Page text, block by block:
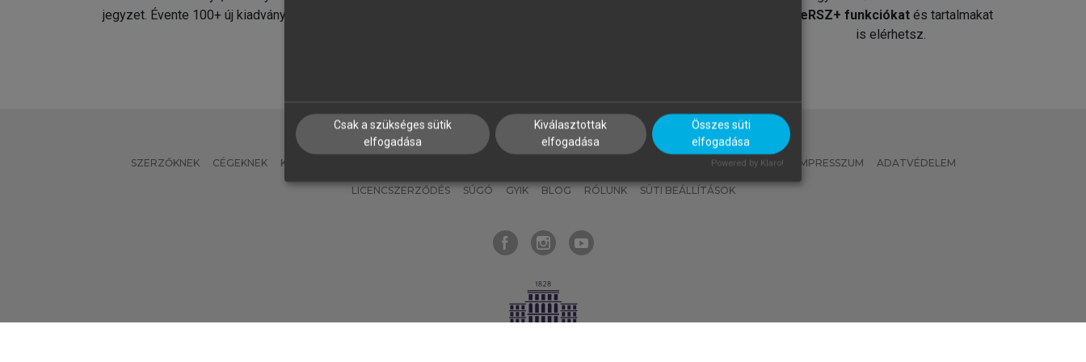
jegyzet. Évente 100+ új kiadvány.
MeRSZ+ funkciókat és tartalmakat
is elérhetsz.
SZERZŐKNEK CÉGEKNEK KÖNYVTÁROSOKNAK MI – ÁLTALÁNOS IRÁNYELVEK IMPRESSZUM ADATVÉDELEM
LICENCSZERZŐDÉS SÚGÓ GYIK BLOG RÓLUNK SÜTI BEÁLLÍTÁSOK
Csak a szükséges sütik
elfogadása
Kiválasztottak
elfogadása
Összes süti
elfogadása
Powered by Klaro!